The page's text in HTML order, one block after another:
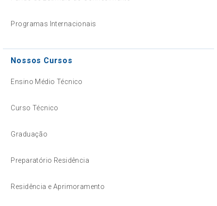
Programas Internacionais
Nossos Cursos
Ensino Médio Técnico
Curso Técnico
Graduação
Preparatório Residência
Residência e Aprimoramento